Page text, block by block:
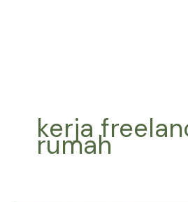
kerja
rumah